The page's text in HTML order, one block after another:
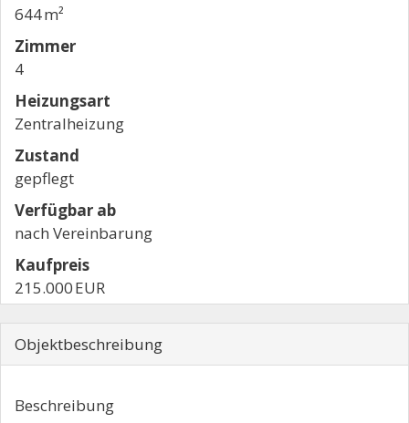
644 m²
Zimmer
4
Heizungsart
Zentralheizung
Zustand
gepflegt
Verfügbar ab
nach Vereinbarung
Kaufpreis
215.000 EUR
Objekt­beschreibung
Beschreibung